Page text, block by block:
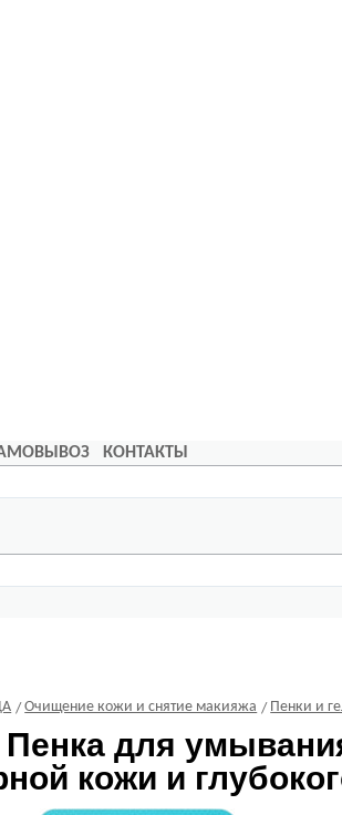
КОНТАКТЫ
Очищение кожи и снятие макияжа Пенки и
Пенка для
кожи и